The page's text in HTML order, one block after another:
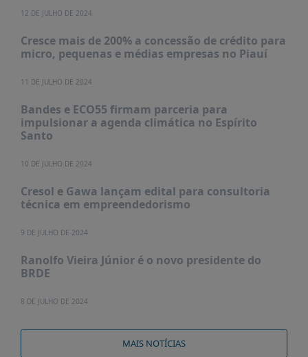
CONTATO
12 DE JULHO DE 2024
Cresce mais de 200% a concessão de crédito para
micro, pequenas e médias empresas no Piauí
11 DE JULHO DE 2024
Bandes e ECO55 firmam parceria para
impulsionar a agenda climática no Espírito
Santo
10 DE JULHO DE 2024
Cresol e Gawa lançam edital para consultoria
técnica em empreendedorismo
9 DE JULHO DE 2024
Ranolfo Vieira Júnior é o novo presidente do
BRDE
8 DE JULHO DE 2024
MAIS NOTÍCIAS